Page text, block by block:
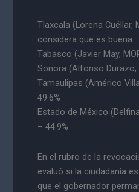
Tlaxcala (Lorena Cuéllar,
considera que es buena
Tabasco (Javier May,
Sonora (Alfonso Durazo,
Tamaulipas (Américo
49.6%
Estado de México
– 44.9%
En el rubro de la
evaluó si la ciudadanía
que el gobernador